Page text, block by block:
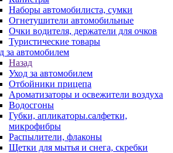
Наборы автомобилиста, сумки
Огнетушители автомобильные
Очки водителя, держатели для очков
Туристические товары
за автомобилем
Назад
Уход за автомобилем
Отбойники прицепа
Ароматизаторы и освежители воздуха
Водосгоны
Губки, апликаторы.салфетки,
микрофибры
Распылители, флаконы
Щетки для мытья и снега, скребки